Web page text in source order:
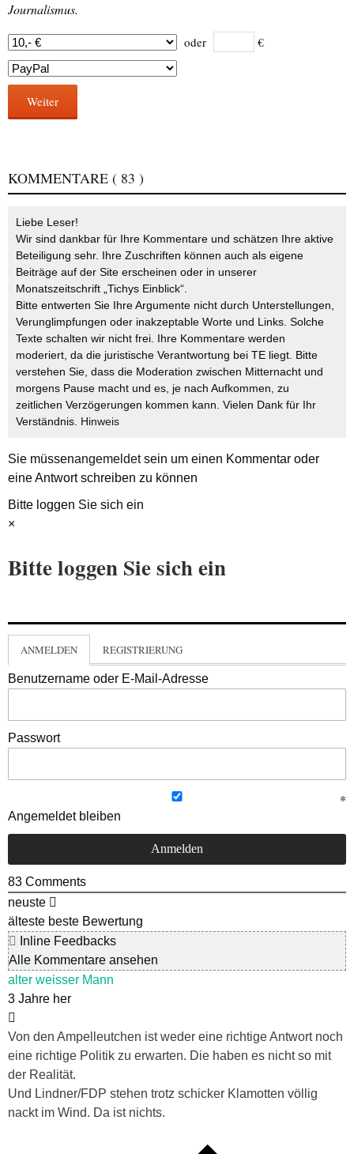
Journalismus.
oder €
Weiter
KOMMENTARE ( 83 )
Liebe Leser!
Wir sind dankbar für Ihre Kommentare und schätzen Ihre aktive
Beteiligung sehr. Ihre Zuschriften können auch als eigene
Beiträge auf der Site erscheinen oder in unserer
Monatszeitschrift „Tichys Einblick“.
Bitte entwerten Sie Ihre Argumente nicht durch Unterstellungen,
Verunglimpfungen oder inakzeptable Worte und Links. Solche
Texte schalten wir nicht frei. Ihre Kommentare werden
moderiert, da die juristische Verantwortung bei TE liegt. Bitte
verstehen Sie, dass die Moderation zwischen Mitternacht und
morgens Pause macht und es, je nach Aufkommen, zu
zeitlichen Verzögerungen kommen kann. Vielen Dank für Ihr
Verständnis. Hinweis
Sie müssenangemeldetsein um einen Kommentar oder
eine Antwort schreiben zu können
Bitte loggen Sie sich ein
×
Bitte loggen Sie sich ein
ANMELDEN REGISTRIERUNG
Benutzername oder E-Mail-Adresse
Passwort
Angemeldet bleiben
83 Comments
neuste
älteste beste Bewertung
Inline Feedbacks
Alle Kommentare ansehen
alter weisser Mann
3 Jahre her
Von den Ampelleutchen ist weder eine richtige Antwort noch
eine richtige Politik zu erwarten. Die haben es nicht so mit
der Realität.
Und Lindner/FDP stehen trotz schicker Klamotten völlig
nackt im Wind. Da ist nichts.